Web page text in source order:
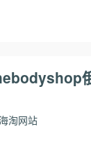
淘网站